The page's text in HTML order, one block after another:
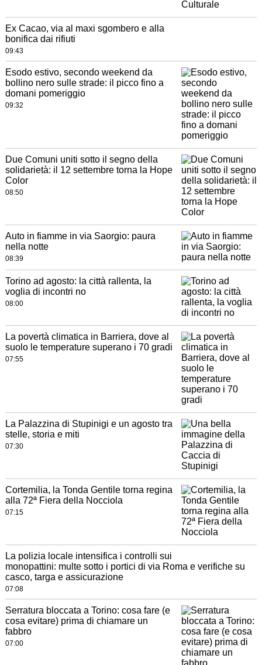
Ex Cacao, via al maxi sgombero e alla
bonifica dai rifiuti
09:43
Esodo estivo, secondo weekend da
bollino nero sulle strade: il picco fino a
domani pomeriggio
09:32
Due Comuni uniti sotto il segno della
solidarietà: il 12 settembre torna la Hope
Color
08:50
Auto in fiamme in via Saorgio: paura
nella notte
08:39
Torino ad agosto: la città rallenta, la
voglia di incontri no
08:00
La povertà climatica in Barriera, dove al
suolo le temperature superano i 70 gradi
07:55
La Palazzina di Stupinigi e un agosto tra
stelle, storia e miti
07:30
Cortemilia, la Tonda Gentile torna regina
alla 72ª Fiera della Nocciola
07:15
La polizia locale intensifica i controlli sui
monopattini: multe sotto i portici di via Roma e verifiche su
casco, targa e assicurazione
07:08
Serratura bloccata a Torino: cosa fare (e
cosa evitare) prima di chiamare un
fabbro
07:00